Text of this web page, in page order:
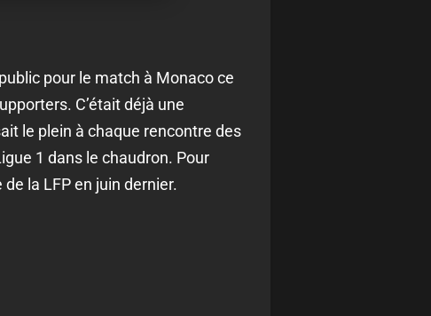
pour le match à Monaco ce
C’était déjà une
le plein à chaque rencontre des
1 dans le chaudron. Pour
la LFP en juin dernier.